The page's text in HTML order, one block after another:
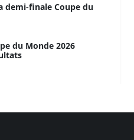
demi-finale Coupe du
du Monde 2026